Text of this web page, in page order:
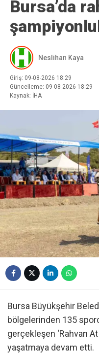
Bursa’da
Neslihan Kaya
Giriş: 09-08-2026 18:29
Güncelleme: 09-08-2026 18:29
Kaynak: İHA
Bursa Büyükşehir
bölgelerinden 135
gerçekleşen ‘Rahvan At
yaşatmaya devam etti.